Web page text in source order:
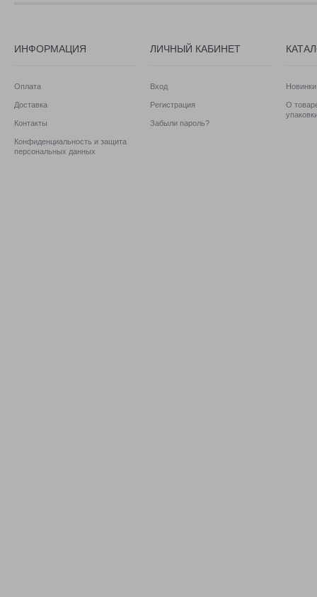
ИНФОРМАЦИЯ
Оплата
Доставка
Контакты
Конфиденциальность и защита
персональных данных
ЛИЧНЫЙ КАБИНЕТ
Вход
Регистрация
Забыли пароль?
Новинки
О